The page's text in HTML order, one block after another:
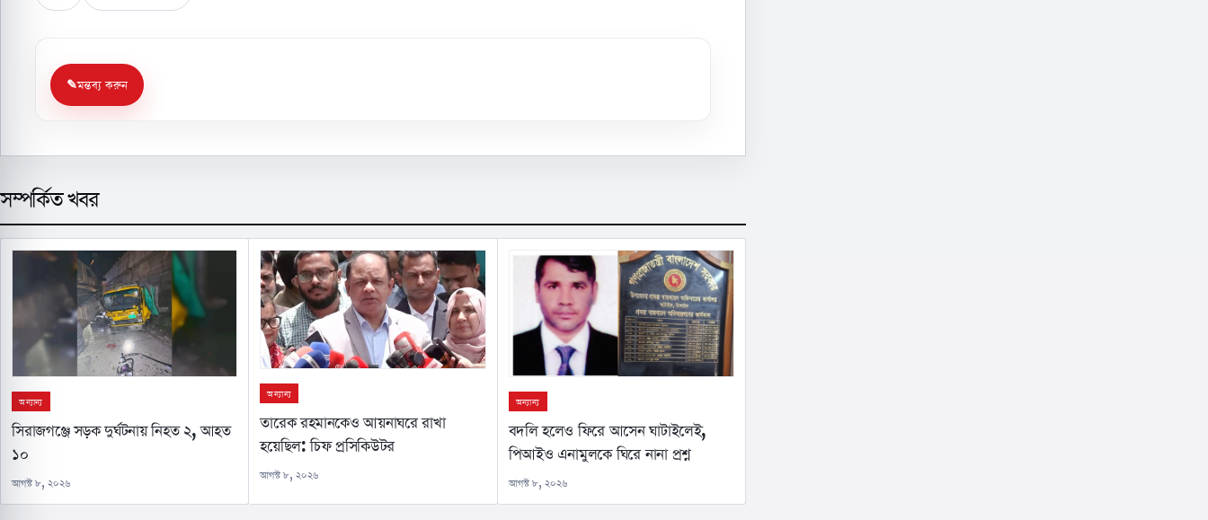
মন্তব্য করুন
সম্পর্কিত খবর
অন্যান্য
সিরাজগঞ্জে সড়ক দুর্ঘটনায় নিহত ২, আহত
১০
আগস্ট ৮, ২০২৬
অন্যান্য
তারেক রহমানকেও আয়নাঘরে রাখা
হয়েছিল: চিফ প্রসিকিউটর
আগস্ট ৮, ২০২৬
অন্যান্য
বদলি হলেও ফিরে আসেন ঘাটাইলেই,
পিআইও এনামুলকে ঘিরে নানা প্রশ্ন
আগস্ট ৮, ২০২৬